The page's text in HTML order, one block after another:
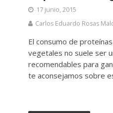
17 junio, 2015
Carlos Eduardo Rosas
El consumo de
vegetales no suele ser
recomendables para
te aconsejamos sobre